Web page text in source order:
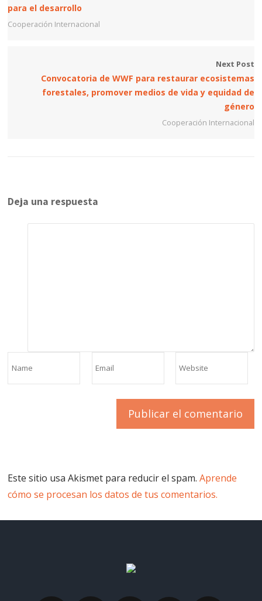
para el desarrollo
Cooperación Internacional
Next Post
Convocatoria de WWF para restaurar ecosistemas
forestales, promover medios de vida y equidad de
género
Cooperación Internacional
Deja una respuesta
Este sitio usa Akismet para reducir el spam.Aprende
cómo se procesan los datos de tus comentarios.